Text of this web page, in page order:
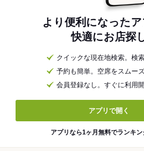
より便利になった
快適にお店探
クイックな現在地検索。検
予約も簡単。空席をスムー
会員登録なし。すぐに利用
アプリで開く
アプリなら1ヶ月無料でランキン